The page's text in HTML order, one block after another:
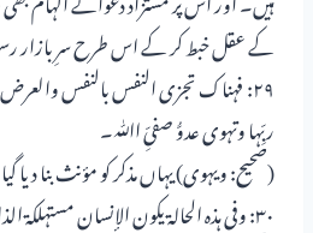
کے عقل خبط کر کے اس طرح سرِ بازار
۲۹: فہناک تجزی النفس بالنفس
ربِّہا وتہوی عدوُّ صفیِّ اﷲ۔
(صحیح: ویہوی) یہاں مذکر کو مؤنث بنا دیا
۳۰: وفی ہذہ الحالۃ یکون الإنسان مستہلکۃ الذات غیر تابع لأمر النفس۔